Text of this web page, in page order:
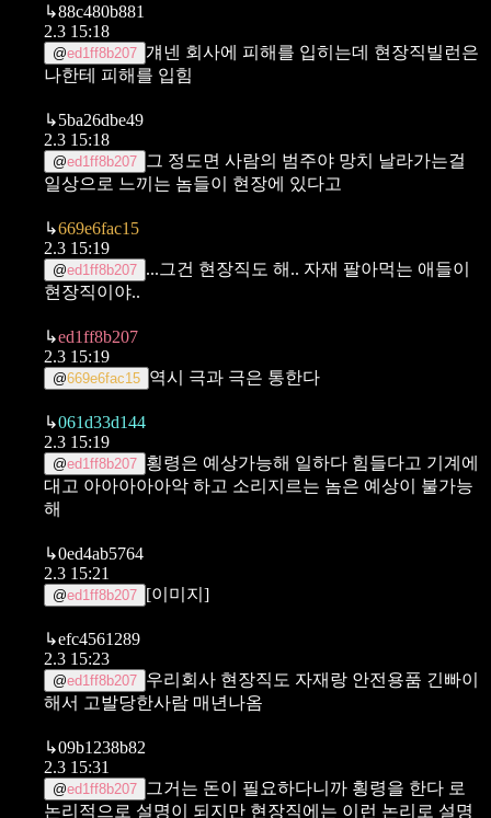
↳88c480b881
2.3 15:18
@ed1ff8b207 걔넨 회사에 피해를 입히는데 현장직빌런은
나한테 피해를 입힘
↳5ba26dbe49
2.3 15:18
@ed1ff8b207 그 정도면 사람의 범주야 망치 날라가는걸
일상으로 느끼는 놈들이 현장에 있다고
↳669e6fac15
2.3 15:19
@ed1ff8b207 ...그건 현장직도 해.. 자재 팔아먹는 애들이
현장직이야..
↳ed1ff8b207
2.3 15:19
@669e6fac15 역시 극과 극은 통한다
↳061d33d144
2.3 15:19
@ed1ff8b207 횡령은 예상가능해 일하다 힘들다고 기계에
대고 아아아아아악 하고 소리지르는 놈은 예상이 불가능
해
↳0ed4ab5764
2.3 15:21
@ed1ff8b207 [이미지]
↳efc4561289
2.3 15:23
@ed1ff8b207 우리회사 현장직도 자재랑 안전용품 긴빠이
해서 고발당한사람 매년나옴
↳09b1238b82
2.3 15:31
@ed1ff8b207
그거는 돈이 필요하다니까 횡령을 한다 로
논리적으로 설명이 되지만 현장직에는 이런 논리로 설명